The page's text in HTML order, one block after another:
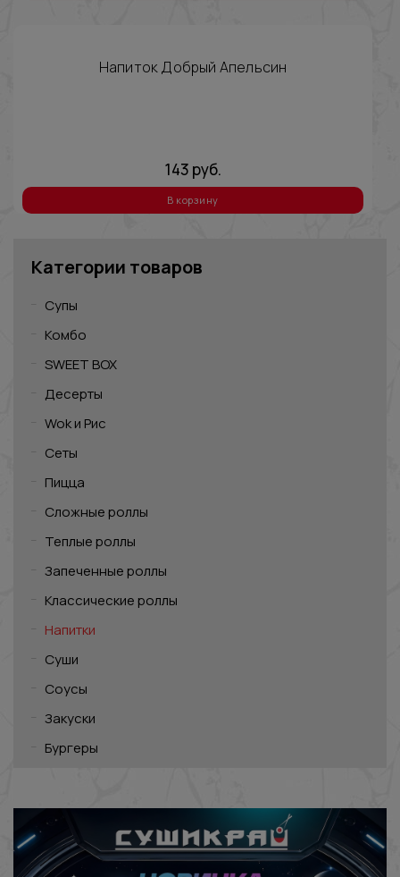
Напиток Добрый Апельсин
143 руб.
В корзину
Категории товаров
Супы
Комбо
SWEET BOX
Десерты
Wok и Рис
Сеты
Пицца
Сложные роллы
Теплые роллы
Запеченные роллы
Классические роллы
Напитки
Суши
Соусы
Закуски
Бургеры